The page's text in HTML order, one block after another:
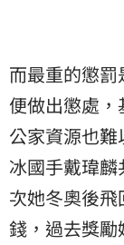
而最重的懲
便做出懲處
公家資源也
冰國手戴瑋
次她冬奧後
錢，過去獎